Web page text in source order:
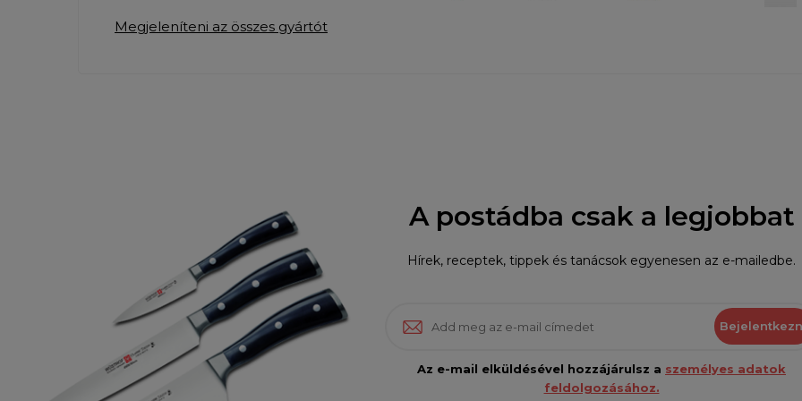
Megjeleníteni az összes gyártót
A postádba csak a legjobbat
Hírek, receptek, tippek és tanácsok egyenesen az e-mailedbe.
Az e-mail elküldésével hozzájárulsz a személyes adatok
feldolgozásához.